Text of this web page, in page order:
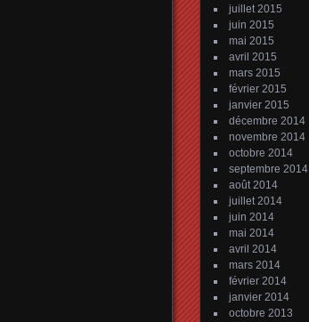
juillet 2015
juin 2015
mai 2015
avril 2015
mars 2015
février 2015
janvier 2015
décembre 2014
novembre 2014
octobre 2014
septembre 2014
août 2014
juillet 2014
juin 2014
mai 2014
avril 2014
mars 2014
février 2014
janvier 2014
octobre 2013